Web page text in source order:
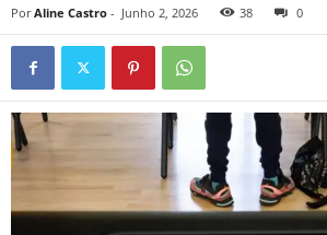
Por Aline Castro - Junho 2, 2026 38 0